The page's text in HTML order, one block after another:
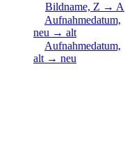
Bildname, Z → A
Aufnahmedatum,
neu → alt
Aufnahmedatum,
alt → neu